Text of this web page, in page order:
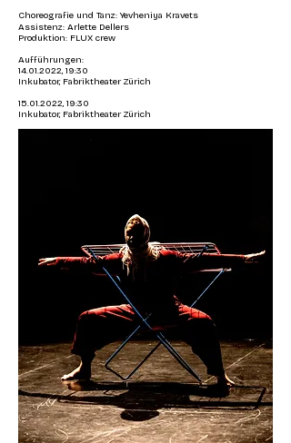
Choreografie und Tanz: Yevheniya Kravets
Assistenz: Arlette Dellers
Produktion: FLUX crew
Aufführungen:
14.01.2022, 19:30
Inkubator, Fabriktheater Zürich
15.01.2022, 19:30
Inkubator, Fabriktheater Zürich